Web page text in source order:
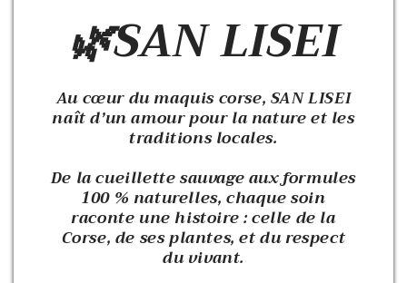
🌿SAN LISEI
Au cœur du maquis corse, SAN LISEI
naît d’un amour pour la nature et les
traditions locales.
De la cueillette sauvage aux formules
100 % naturelles, chaque soin
raconte une histoire : celle de la
Corse, de ses plantes, et du respect
du vivant.